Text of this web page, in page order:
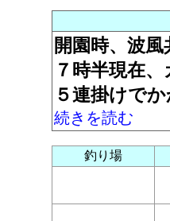
開園時、波風
７時半現在
５連掛けで
続きを読む
釣り場